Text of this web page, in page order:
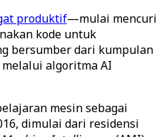
produktif—mulai mencuri
kode untuk
bersumber dari kumpulan
algoritma AI
mesin sebagai
dimulai dari residensi